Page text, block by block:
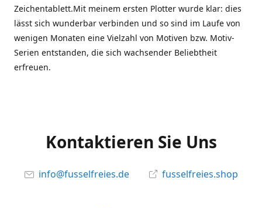
Zeichentablett.Mit meinem ersten Plotter wurde klar: dies
lässt sich wunderbar verbinden und so sind im Laufe von
wenigen Monaten eine Vielzahl von Motiven bzw. Motiv-
Serien entstanden, die sich wachsender Beliebtheit
erfreuen.
Kontaktieren Sie Uns
info@fusselfreies.de fusselfreies.shop